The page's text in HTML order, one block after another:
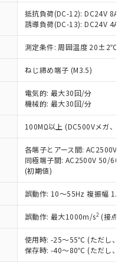
抵抗負荷(DC-12): DC24V 8A/
誘導負荷(DC-13): DC24V 4A/
測定条件: 周囲温度 20±2℃、
ねじ締め端子 (M3.5)
電気的: 最大30回/分
機械的: 最大30回/分
100MΩ以上 (DC500Vメガ、点
各端子とアース間: AC2500V
同極端子間: AC2500V 50/
(初期値)
誤動作: 10～55Hz 複振幅
誤動作: 最大1000m/s2 (接点
使用時: -25～55℃ (ただし、氷
保存時: -40～80℃ (ただし、氷
さい。
準価格照会結果は、
日時点での社内デー
れるものであり、閲
実際の在庫および標
場合があることをご
よび標準価格はお客
たはお客様担当のオ
売店・当社販売員に
販売店や当社販売拠
ワーク
」をご確認
準価格結果を当社の
三者に漏洩または開
いします。
部品リスト作成サー
ただくには、I-Web
録されている必要が
明した場合などや
あります。
1000ppm以下、 カド
下、ポリ臭化ビフェニル
化ジフェニルエーテル類
酸ビス(2-エチルヘキシ
以下、フタル酸ブチ
以下、フタル酸ジブチル
ル酸ジイソブチル
よび制御機器に対する
ついては閾値を超える意
ています。
などにより、予定
ます。
を示します。
社販売部門へお問
PBBs(ポリ臭化ビフェ
リ臭化ジフェニルエーテ
、 DIBP(フタル酸ジ
フタル酸ブチルベンジ
ヘキシル)) : 1000ppm
質）のすべてが基
します。
下において有害物
境に深刻な影響を
ます。
社販売部門へお問
社製品のうち、外国
易法に定める商品
」という）を輸出
供する場合は、日本
(または役務取引許
の必要な手続きを
破棄する場合は、完
、違法に輸出されな
講じます。
、核兵器、ミサイ
物兵器またはその他
の製造装置等に一切
を第三者に販売する
および3の内容を当
ます。また当社は、
に係わる関係者が違
れがある場合は、取
せん。
在庫あり
たないが在庫あり
の在庫状況につ
様のお取引先、ま
のオムロン制御
当社販売員にご確
、また在庫状況の
ていない機種